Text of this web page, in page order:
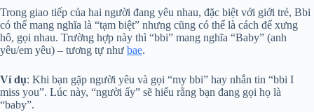
Trong giao tiếp của hai người đang yêu nhau, đặc biệt với giới trẻ, Bbi
có thể mang nghĩa là “tạm biệt” nhưng cũng có thể là cách để xưng
hô, gọi nhau. Trường hợp này thì “bbi” mang nghĩa “Baby” (anh
yêu/em yêu) – tương tự như bae.
Ví dụ: Khi bạn gặp người yêu và gọi “my bbi” hay nhắn tin “bbi I
miss you”. Lúc này, “người ấy” sẽ hiểu rằng bạn đang gọi họ là
“baby”.